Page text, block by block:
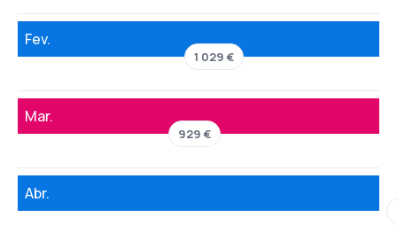
Fev.
1 029 €
Mar.
929 €
Abr.